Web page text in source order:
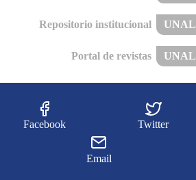
Repositorio institucional UNAL
Portal de revistas UNAL
Facebook Twitter
Email